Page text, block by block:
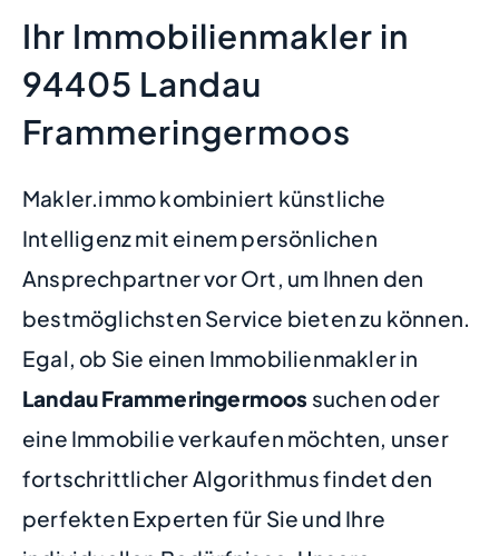
Ihr Immobilienmakler in
94405 Landau
Frammeringermoos
Makler.immo kombiniert künstliche
Intelligenz mit einem persönlichen
Ansprechpartner vor Ort, um Ihnen den
bestmöglichsten Service bieten zu können.
Egal, ob Sie einen Immobilienmakler in
Landau Frammeringermoos suchen oder
eine Immobilie verkaufen möchten, unser
fortschrittlicher Algorithmus findet den
perfekten Experten für Sie und Ihre